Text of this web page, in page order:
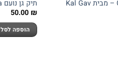
תיק גן נועם C.America – מבית Kal Gav
50.00 ₪
הוספה לסל